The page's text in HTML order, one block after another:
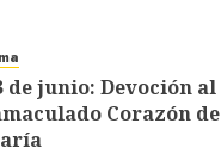
de junio: Devoción al
Corazón de